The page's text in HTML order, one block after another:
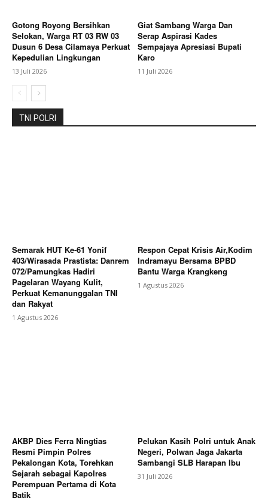
Gotong Royong Bersihkan
Selokan, Warga RT 03 RW 03
Dusun 6 Desa Cilamaya Perkuat
Kepedulian Lingkungan
13 Juli 2026
Giat Sambang Warga Dan
Serap Aspirasi Kades
Sempajaya Apresiasi Bupati
Karo
11 Juli 2026
TNI POLRI
Semarak HUT Ke-61 Yonif
403/Wirasada Prastista: Danrem
072/Pamungkas Hadiri
Pagelaran Wayang Kulit,
Perkuat Kemanunggalan TNI
dan Rakyat
1 Agustus 2026
Respon Cepat Krisis Air,Kodim
Indramayu Bersama BPBD
Bantu Warga Krangkeng
1 Agustus 2026
AKBP Dies Ferra Ningtias
Resmi Pimpin Polres
Pekalongan Kota, Torehkan
Sejarah sebagai Kapolres
Perempuan Pertama di Kota
Batik
Pelukan Kasih Polri untuk Anak
Negeri, Polwan Jaga Jakarta
Sambangi SLB Harapan Ibu
31 Juli 2026